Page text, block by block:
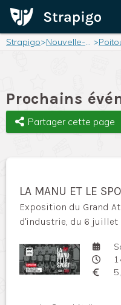
Strapigo> Nouvelle-Aquitaine >
Prochains
Partager cette page
LA MANU ET LE
Exposition du Grand
d'industrie, du 6 juillet